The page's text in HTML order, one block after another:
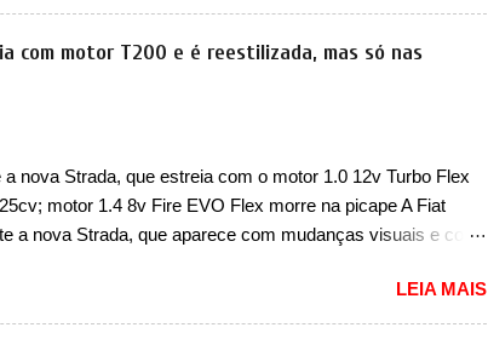
retornar a uma concessionária mais próxima para a
O primeiro deles será uma atualização do software do
bateria (AHCP e HCP). Para alguns veículos envolvidos,
ventilação e ar-condicionado). A marca também
de Controle da Bateria (BPCM), que poderá causar a
a atualização do software do modulo de...
com motor T200 e é reestilizada, mas só nas
nova Strada, que estreia com o motor 1.0 12v Turbo Flex
motor 1.4 8v Fire EVO Flex morre na picape A Fiat
a nova Strada, que aparece com mudanças visuais e com
passado, a Fiat apresentou mudanças visuais e a estreia
Flex, conhecido como T200. Praticamente sem
LEIA MAIS